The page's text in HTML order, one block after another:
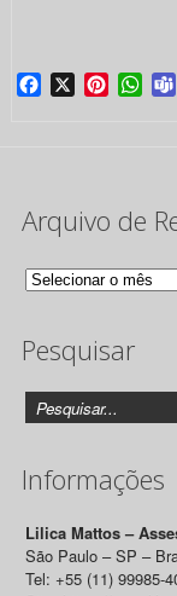
Facebook
X Pinterest
Arquivo de
Arquivo
Releases
Pesquisar
Informações
Lilica Mattos –
São Paulo – SP –
Tel: +55 (11) 99985-